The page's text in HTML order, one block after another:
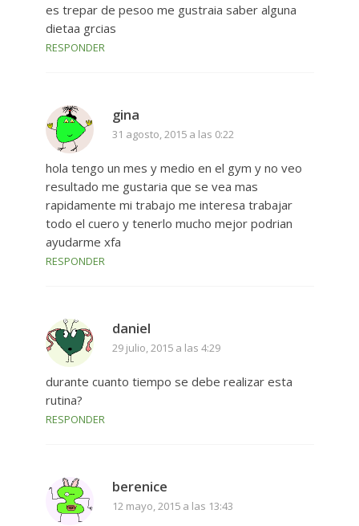
es trepar de pesoo me gustraia saber alguna
dietaa grcias
RESPONDER
gina
31 agosto, 2015 a las 0:22
hola tengo un mes y medio en el gym y no veo
resultado me gustaria que se vea mas
rapidamente mi trabajo me interesa trabajar
todo el cuero y tenerlo mucho mejor podrian
ayudarme xfa
RESPONDER
daniel
29 julio, 2015 a las 4:29
durante cuanto tiempo se debe realizar esta
rutina?
RESPONDER
berenice
12 mayo, 2015 a las 13:43